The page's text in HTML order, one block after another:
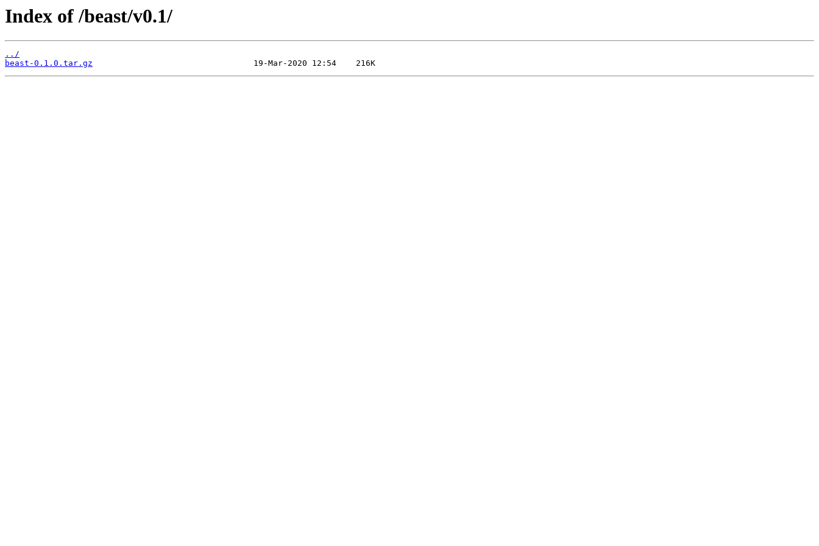
Index of /beast/v0.1/
../
beast-0.1.0.tar.gz